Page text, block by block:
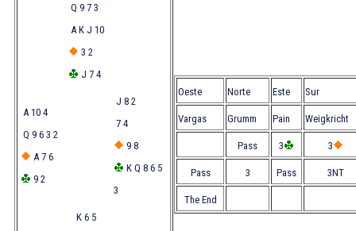
Q 9 7 3
A K J 10
3 2
J 7 4
A 10 4
Q 9 6 3 2
A 7 6
9 2
J 8 2
7 4
9 8
K Q 8 6 5
3
K 6 5
Oeste Norte Este Sur
Vargas Grumm Pain Weigkricht
Pass 3 3
Pass 3 Pass 3NT
The End